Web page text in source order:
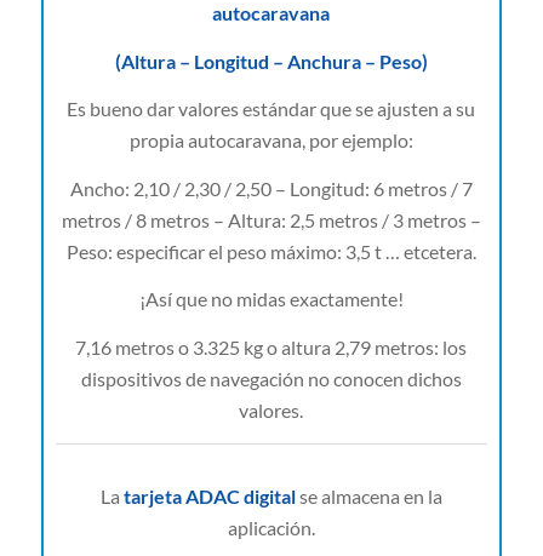
autocaravana
(Altura – Longitud – Anchura – Peso)
Es bueno dar valores estándar que se ajusten a su
propia autocaravana, por ejemplo:
Ancho: 2,10 / 2,30 / 2,50 – Longitud: 6 metros / 7
metros / 8 metros – Altura: 2,5 metros / 3 metros –
Peso: especificar el peso máximo: 3,5 t … etcetera.
¡Así que no midas exactamente!
7,16 metros o 3.325 kg o altura 2,79 metros: los
dispositivos de navegación no conocen dichos
valores.
La tarjeta ADAC digitalse almacena en la
aplicación.